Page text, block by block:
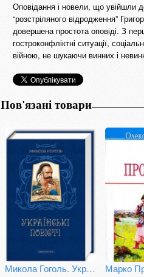
Оповідання і новели, що увійшли
“розстріляного відродження”
довершена простота оповіді. З
гостроконфліктні ситуації,
війною, не шукаючи винних і
Пов'язані товари
Микола Гоголь. Українські повісті Марко